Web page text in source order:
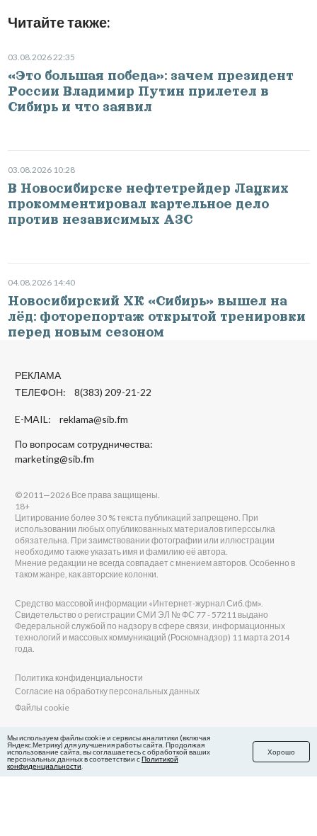
Читайте также:
03.08.2026 22:35
«Это большая победа»: зачем президент
России Владимир Путин прилетел в
Сибирь и что заявил
03.08.2026 10:28
В Новосибирске нефтетрейдер Лацких
прокомментировал картельное дело
против независимых АЗС
04.08.2026 14:40
Новосибирский ХК «Сибирь» вышел на
лёд: фоторепортаж открытой тренировки
перед новым сезоном
РЕКЛАМА
ТЕЛЕФОН: 8(383) 209-21-22
E-MAIL: reklama@sib.fm
По вопросам сотрудничества:
marketing@sib.fm
© 2011—2026 Все права защищены.
18+
Цитирование более 30 % текста публикаций запрещено. При
использовании любых опубликованных материалов гиперссылка
обязательна. При заимствовании фотографии или иллюстрации
необходимо также указать имя и фамилию её автора.
Мнение редакции не всегда совпадает с мнением авторов. Особенно в
таком жанре, как авторские колонки.
Средство массовой информации «Интернет-журнал Сиб.фм».
Свидетельство о регистрации СМИ ЭЛ № ФС 77 - 57211 выдано
Федеральной службой по надзору в сфере связи, информационных
технологий и массовых коммуникаций (Роскомнадзор) 11 марта 2014
года.
Политика конфиденциальности
Согласие на обработку персональных данных
Файлы cookie
Главный редактор Сиб.фм
Бобровников Виктор Евгеньевич
Учредитель ООО «Сиб.фм»
E-mail редакции: fm@sib.fm
Мы используем файлы cookie и сервисы аналитики (включая
Яндекс.Метрику) для улучшения работы сайта. Продолжая
использование сайта, вы соглашаетесь с обработкой ваших
персональных данных в соответствии сПолитикой
конфиденциальности
Хорошо